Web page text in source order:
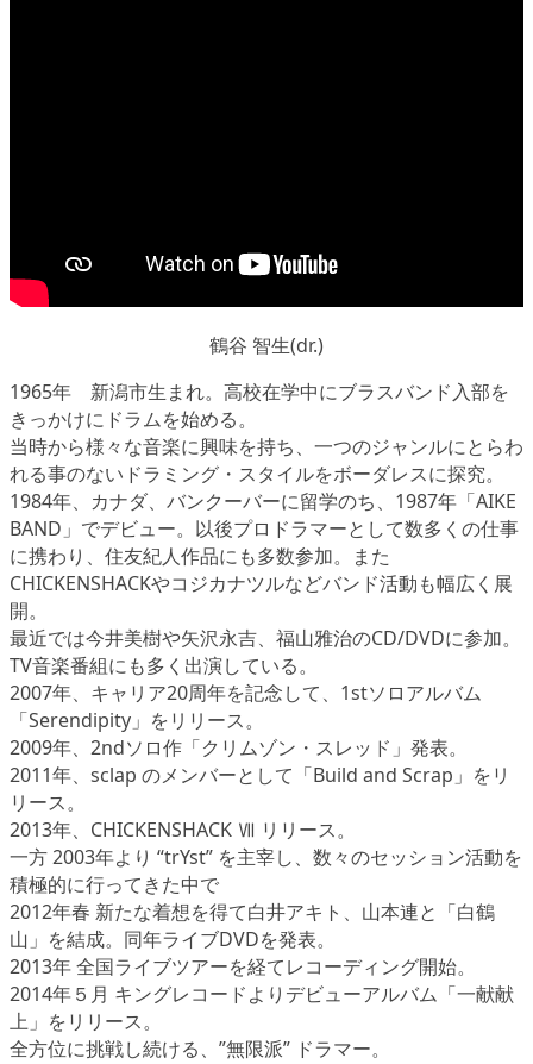
鶴谷 智生(dr.)
1965年 新潟市生まれ。高校在学中にブラスバンド入部を
きっかけにドラムを始める。
当時から様々な音楽に興味を持ち、一つのジャンルにとらわ
れる事のないドラミング・スタイルをボーダレスに探究。
1984年、カナダ、バンクーバーに留学のち、1987年「AIKE
BAND」でデビュー。以後プロドラマーとして数多くの仕事
に携わり、住友紀人作品にも多数参加。また
CHICKENSHACKやコジカナツルなどバンド活動も幅広く展
開。
最近では今井美樹や矢沢永吉、福山雅治のCD/DVDに参加。
TV音楽番組にも多く出演している。
2007年、キャリア20周年を記念して、1stソロアルバム
「Serendipity」をリリース。
2009年、2ndソロ作「クリムゾン・スレッド」発表。
2011年、sclap のメンバーとして「Build and Scrap」をリ
リース。
2013年、CHICKENSHACK Ⅶ リリース。
一方 2003年より “trYst” を主宰し、数々のセッション活動を
積極的に行ってきた中で
2012年春 新たな着想を得て白井アキト、山本連と「白鶴
山」を結成。同年ライブDVDを発表。
2013年 全国ライブツアーを経てレコーディング開始。
2014年５月 キングレコードよりデビューアルバム「一献献
上」をリリース。
全方位に挑戦し続ける、”無限派” ドラマー。